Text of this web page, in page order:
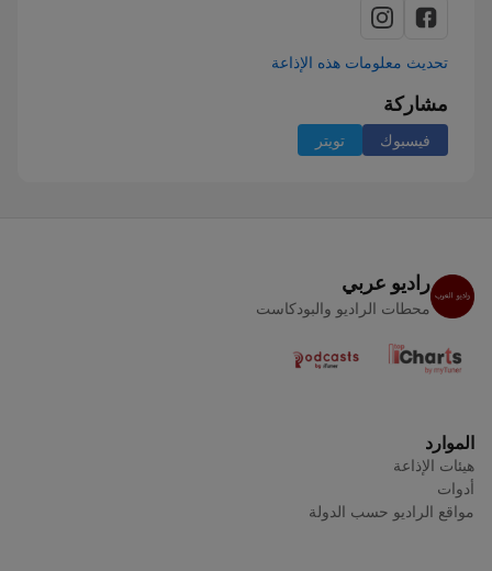
تحديث معلومات هذه الإذاعة
مشاركة
فيسبوك تويتر
راديو عربي
محطات الراديو والبودكاست
الموارد
هيئات الإذاعة
أدوات
مواقع الراديو حسب الدولة